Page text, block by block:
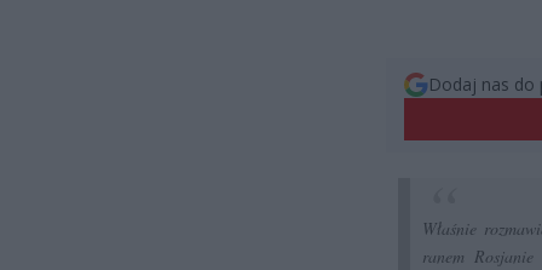
Dodaj nas do
Właśnie
ranem